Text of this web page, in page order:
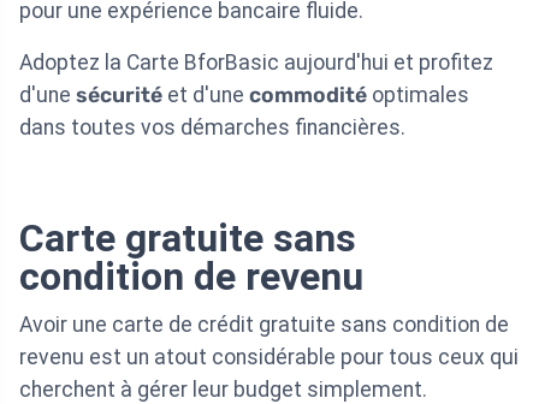
pour une expérience bancaire fluide.
Adoptez la Carte BforBasic aujourd'hui et profitez
d'une sécurité et d'une commodité optimales
dans toutes vos démarches financières.
Carte gratuite sans
condition de revenu
Avoir une carte de crédit gratuite sans condition de
revenu est un atout considérable pour tous ceux qui
cherchent à gérer leur budget simplement.